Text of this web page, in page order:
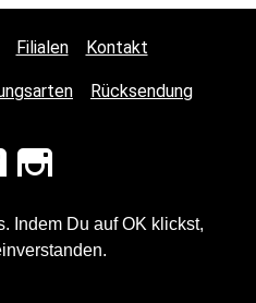
Indem Du auf OK klickst,
Filialen Kontakt
Rücksendung
Datenschutz